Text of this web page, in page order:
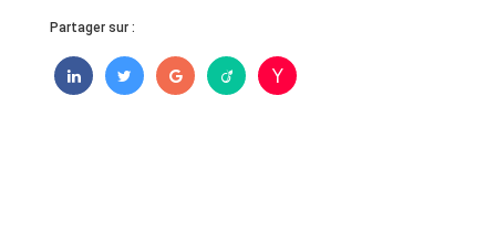
Partager sur :